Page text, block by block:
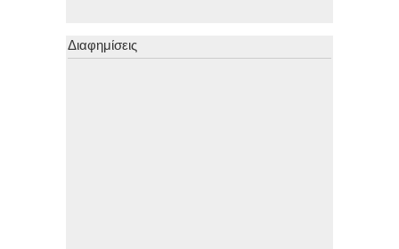
Διαφημίσεις